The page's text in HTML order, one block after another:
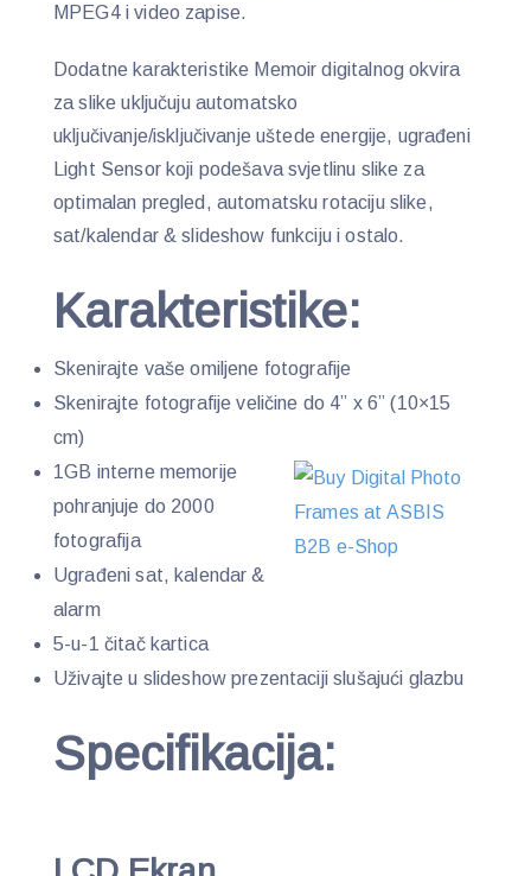
MPEG4 i video zapise.
Dodatne karakteristike Memoir digitalnog okvira
za slike uključuju automatsko
uključivanje/isključivanje uštede energije, ugrađeni
Light Sensor koji podešava svjetlinu slike za
optimalan pregled, automatsku rotaciju slike,
sat/kalendar & slideshow funkciju i ostalo.
Karakteristike:
Skenirajte vaše omiljene fotografije
Skenirajte fotografije veličine do 4” x 6” (10×15
cm)
1GB interne memorije
pohranjuje do 2000
fotografija
Ugrađeni sat, kalendar &
alarm
5-u-1 čitač kartica
Uživajte u slideshow prezentaciji slušajući glazbu
Specifikacija: